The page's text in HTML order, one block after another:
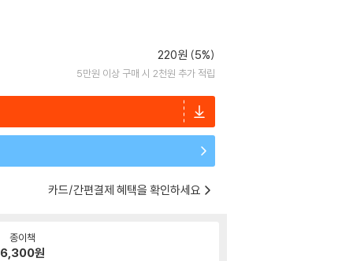
220원 (5%)
5만원 이상 구매 시 2천원 추가 적립
카드/간편결제 혜택을 확인하세요
종이책
6,300원